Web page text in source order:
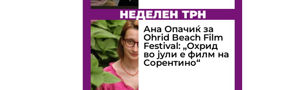
НЕДЕЛЕН ТРН
Ана Опачиќ за
Оhrid Beach Film
Festival: „Охрид
во јули е филм на
Сорентино“